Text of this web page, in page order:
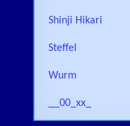
Shinji Hikari
Steffel
Wurm
__00_xx_